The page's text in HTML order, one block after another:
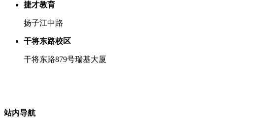
捷才教育
扬子江中路
干将东路校区
干将东路879号瑞基大厦
站内导航